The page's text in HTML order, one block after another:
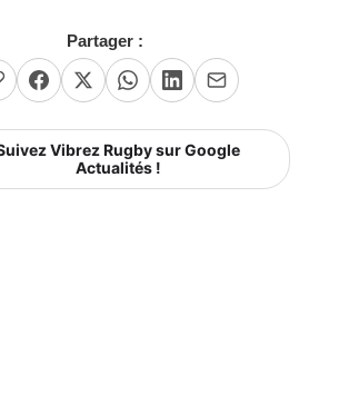
Partager :
Vibrez Rugby sur Google
Actualités !